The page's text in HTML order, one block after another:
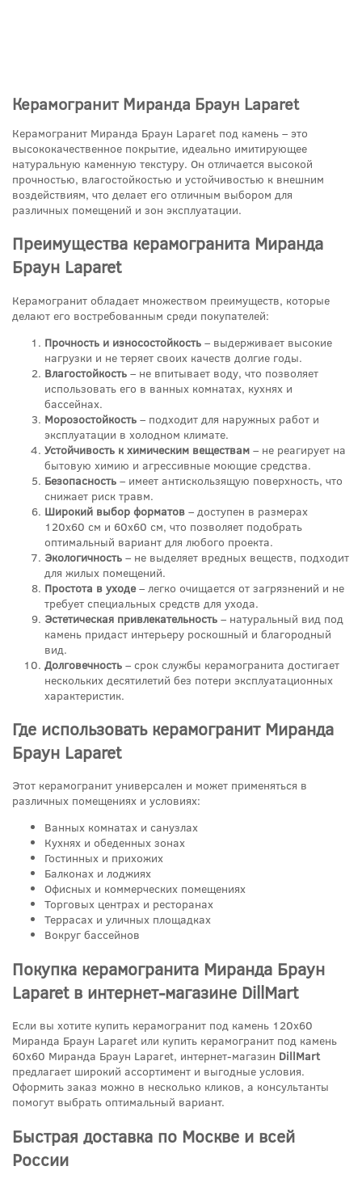
Керамогранит Миранда Браун Laparet
Керамогранит Миранда Браун Laparet под камень – это
высококачественное покрытие, идеально имитирующее
натуральную каменную текстуру. Он отличается высокой
прочностью, влагостойкостью и устойчивостью к внешним
воздействиям, что делает его отличным выбором для
различных помещений и зон эксплуатации.
Преимущества керамогранита Миранда
Браун Laparet
Керамогранит обладает множеством преимуществ, которые
делают его востребованным среди покупателей:
Прочность и износостойкость – выдерживает высокие
нагрузки и не теряет своих качеств долгие годы.
Влагостойкость – не впитывает воду, что позволяет
использовать его в ванных комнатах, кухнях и
бассейнах.
Морозостойкость – подходит для наружных работ и
эксплуатации в холодном климате.
Устойчивость к химическим веществам – не реагирует на
бытовую химию и агрессивные моющие средства.
Безопасность – имеет антискользящую поверхность, что
снижает риск травм.
Широкий выбор форматов – доступен в размерах
120x60 см и 60x60 см, что позволяет подобрать
оптимальный вариант для любого проекта.
Экологичность – не выделяет вредных веществ, подходит
для жилых помещений.
Простота в уходе– легко очищается от загрязнений и не
требует специальных средств для ухода.
Эстетическая привлекательность – натуральный вид под
камень придаст интерьеру роскошный и благородный
вид.
Долговечность – срок службы керамогранита достигает
нескольких десятилетий без потери эксплуатационных
характеристик.
Где использовать керамогранит Миранда
Браун Laparet
Этот керамогранит универсален и может применяться в
различных помещениях и условиях:
Ванных комнатах и санузлах
Кухнях и обеденных зонах
Гостинных и прихожих
Балконах и лоджиях
Офисных и коммерческих помещениях
Торговых центрах и ресторанах
Террасах и уличных площадках
Вокруг бассейнов
Покупка керамогранита Миранда Браун
Laparet в интернет-магазине DillMart
Если вы хотите купить керамогранит под камень 120x60
Миранда Браун Laparet или купить керамогранит под камень
60x60 Миранда Браун Laparet, интернет-магазин DillMart
предлагает широкий ассортимент и выгодные условия.
Оформить заказ можно в несколько кликов, а консультанты
помогут выбрать оптимальный вариант.
Быстрая доставка по Москве и всей
России